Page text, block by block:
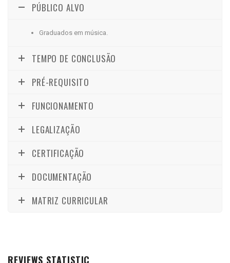
PÚBLICO ALVO
Graduados em música.
TEMPO DE CONCLUSÃO
PRÉ-REQUISITO
FUNCIONAMENTO
LEGALIZAÇÃO
CERTIFICAÇÃO
DOCUMENTAÇÃO
MATRIZ CURRICULAR
REVIEWS STATISTIC